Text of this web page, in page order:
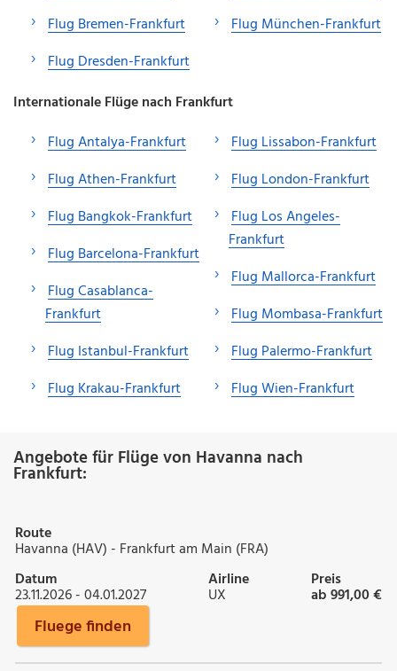
Flug Bremen-Frankfurt
Flug Dresden-Frankfurt
Flug München-Frankfurt
Internationale Flüge nach Frankfurt
Flug Antalya-Frankfurt
Flug Athen-Frankfurt
Flug Bangkok-Frankfurt
Flug Barcelona-Frankfurt
Flug Casablanca-
Frankfurt
Flug Istanbul-Frankfurt
Flug Krakau-Frankfurt
Flug Lissabon-Frankfurt
Flug London-Frankfurt
Flug Los Angeles-
Frankfurt
Flug Mallorca-Frankfurt
Flug Mombasa-Frankfurt
Flug Palermo-Frankfurt
Flug Wien-Frankfurt
Angebote für Flüge von Havanna nach
Frankfurt:
Route
Havanna (HAV) - Frankfurt am Main (FRA)
Datum
23.11.2026 - 04.01.2027
Airline
UX
Preis
ab 991,00 €
Fluege finden